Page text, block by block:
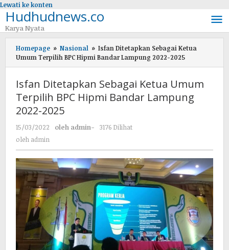
Lewati ke konten
Hudhudnews.co
Karya Nyata
Homepage » Nasional » Isfan Ditetapkan Sebagai Ketua
Umum Terpilih BPC Hipmi Bandar Lampung 2022-2025
Isfan Ditetapkan Sebagai Ketua Umum
Terpilih BPC Hipmi Bandar Lampung
2022-2025
15/03/2022 oleh admin-
3176 Dilihat
oleh admin